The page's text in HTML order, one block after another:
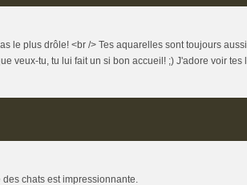
le plus drôle! <br /> Tes aquarelles sont toujours
veux-tu, tu lui fait un si bon accueil! ;) J'adore voir
chats est impressionnante.